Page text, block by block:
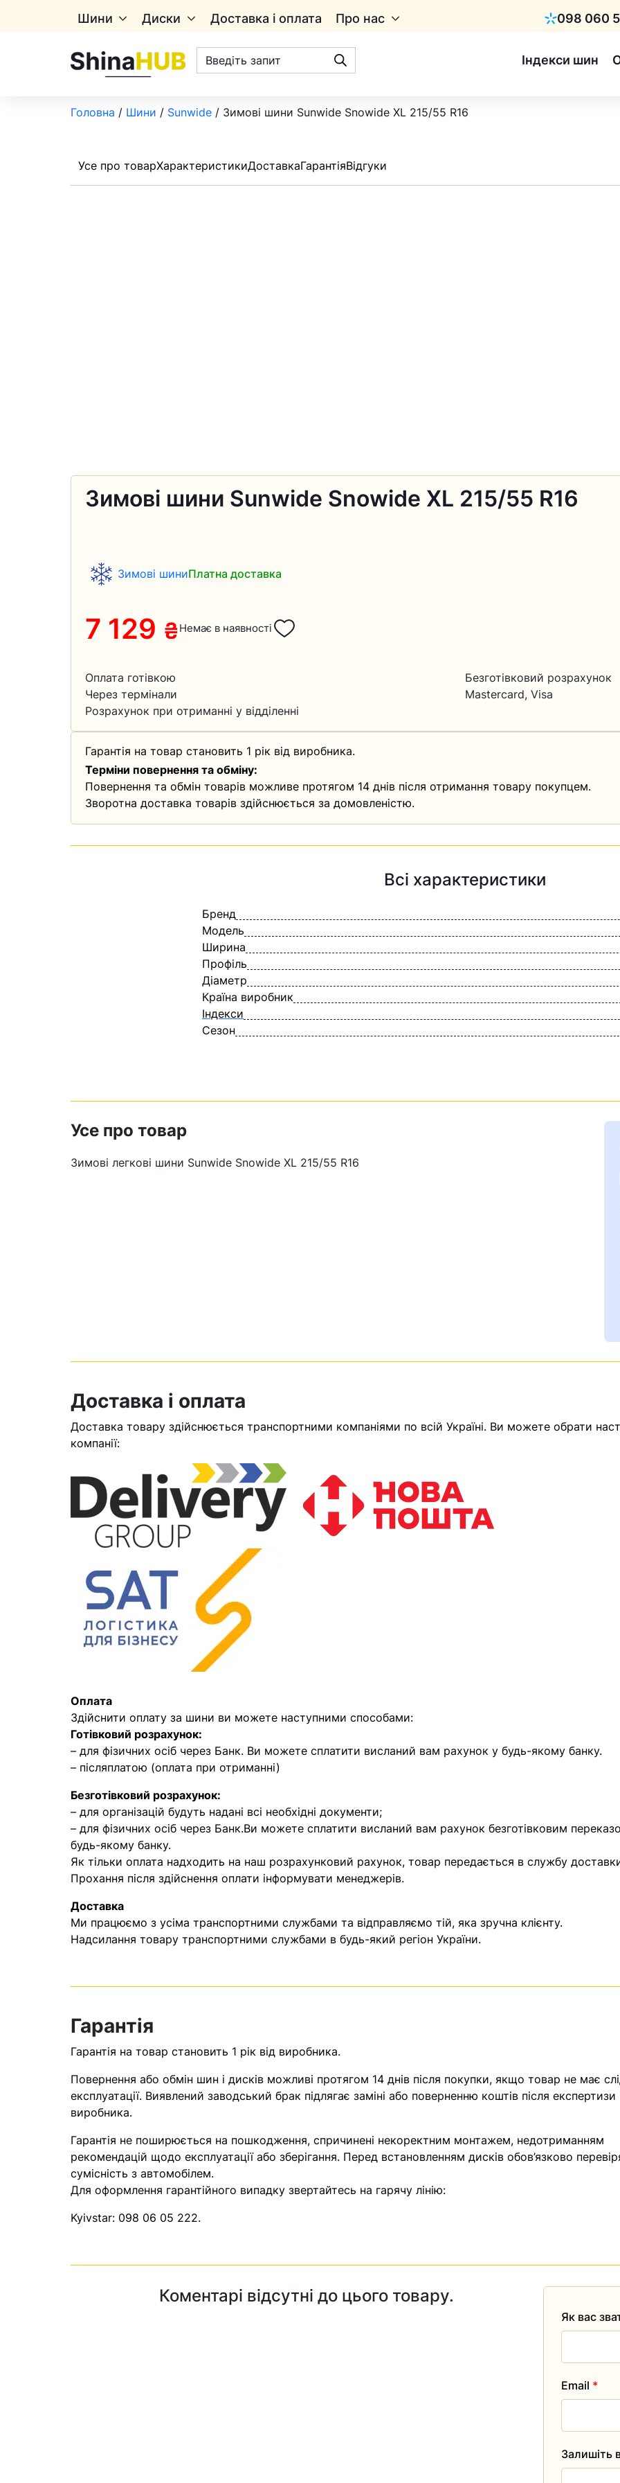
Шини Диски Доставка і оплата Про нас 098 060
Київстар
Пошук
товарів
Індекси шин
У кошику немає товарів.Ваш номер надіслано.
Оператор зв’яжеться з
Головна / Шини / Sunwide / Зимові шини Sunwide Snowide XL 215/55 R16
Усе про товарХарактеристикиДоставкаГарантіяВідгуки
Зимові шини Sunwide Snowide XL 215/55 R16
Зимові шиниПлатна доставка
7 129 ₴ Немає в наявності
Оплата готівкою
Безготівковий розрахунок
Через термінали
Mastercard, Visa
Розрахунок при отриманні у відділенні
Гарантія на товар становить 1 рік від виробника.
Терміни повернення та обміну:
Повернення та обмін товарів можливе протягом 14 днів після отримання товару покупцем.
Зворотна доставка товарів здійснюється за домовленістю.
Всі характеристики
Бренд
Модель
Ширина
Профіль
Діаметр
Країна виробник
Індекси
Сезон
Усе про товар
Зимові легкові шини Sunwide Snowide XL 215/55 R16
Доставка і оплата
Доставка товару здійснюється транспортними компаніями по всій Україні. Ви можете обрати
компанії:
Оплата
Здійснити оплату за шини ви можете наступними способами:
Готівковий розрахунок:
– для фізичних осіб через Банк. Ви можете сплатити висланий вам рахунок у будь-якому банку.
– післяплатою (оплата при отриманні)
Безготівковий розрахунок:
– для організацій будуть надані всі необхідні документи;
– для фізичних осіб через Банк.Ви можете сплатити висланий вам рахунок безготівковим
будь-якому банку.
Як тільки оплата надходить на наш розрахунковий рахунок, товар передається в службу
Прохання після здійснення оплати інформувати менеджерів.
Доставка
Ми працюємо з усіма транспортними службами та відправляємо тій, яка зручна клієнту.
Надсилання товару транспортними службами в будь-який регіон України.
Гарантія
Гарантія на товар становить 1 рік від виробника.
Повернення або обмін шин і дисків можливі протягом 14 днів після покупки, якщо товар не має
експлуатації. Виявлений заводський брак підлягає заміні або поверненню коштів після експертизи
виробника.
Гарантія не поширюється на пошкодження, спричинені некоректним монтажем, недотриманням
рекомендацій щодо експлуатації або зберігання. Перед встановленням дисків обов’язково
сумісність з автомобілем.
Для оформлення гарантійного випадку звертайтесь на гарячу лінію:
Kyivstar: 098 06 05 222.
Коментарі відсутні до цього товару.
Залишіть
Як вас
Email *